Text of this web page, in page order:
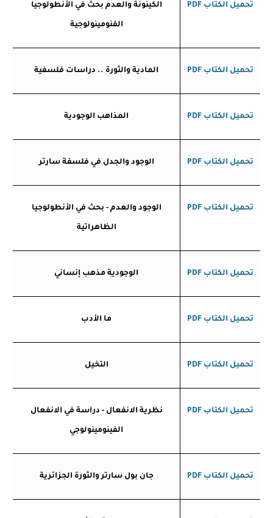
تحميل الكتاب PDF الكينونة والعدم بحث في الأنطولوجيا
الفنومينولوجية
تحميل الكتاب PDF المادية والثورة .. دراسات فلسفية
تحميل الكتاب PDF المذاهب الوجودية
تحميل الكتاب PDF الوجود والجدل في فلسفة سارتر
تحميل الكتاب PDF الوجود والعدم - بحث في الأنطولوجيا
الظاهراتية
تحميل الكتاب PDF الوجودية مذهب إنساني
تحميل الكتاب PDF ما الأدب
تحميل الكتاب PDF التخيل
تحميل الكتاب PDF نظرية الانفعال - دراسة في الانفعال
الفينومينولوجي
تحميل الكتاب PDF جان بول سارتر والثورة الجزائرية